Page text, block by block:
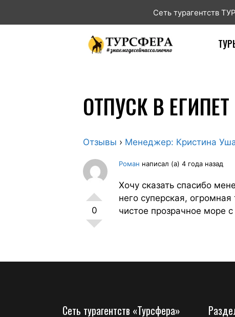
Сеть турагентств
ОТПУСК В ЕГИПЕТ
Отзывы › Менеджер: Кристина
0
Роман написал (а) 4 года назад
Хочу сказать спасибо
него суперская,
чистое прозрачное море
Сеть турагентств «Турсфера»